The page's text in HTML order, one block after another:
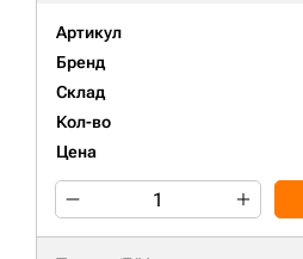
Артикул
Бренд
Склад
Кол-во
Цена